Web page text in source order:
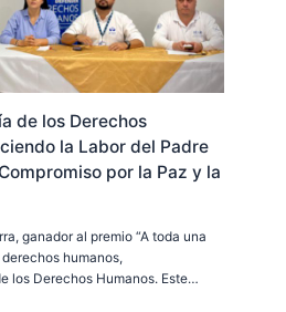
de los Derechos
la Labor del Padre
por la Paz y la
ganador al premio “A toda una
humanos,
los Derechos Humanos. Este…